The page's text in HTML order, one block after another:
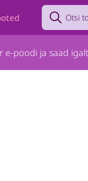
Search
e-poodi ja saad